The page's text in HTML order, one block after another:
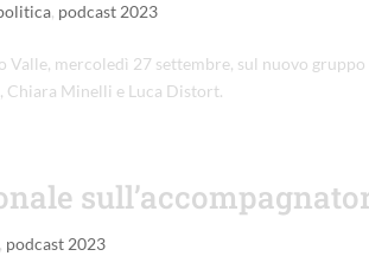
, podcast 2023
Valle, mercoledì 27 settembre, sul nuovo
Chiara Minelli e Luca Distort.
, podcast 2023